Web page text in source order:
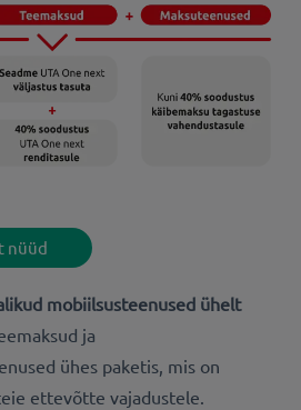
nüüd
mobiilsusteenused ühelt
ja
ühes paketis, mis on
ettevõtte vajadustele.